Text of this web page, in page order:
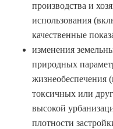
производства и
использования
качественные
изменения
природных
жизнеобеспечения
токсичных или
высокой
плотности